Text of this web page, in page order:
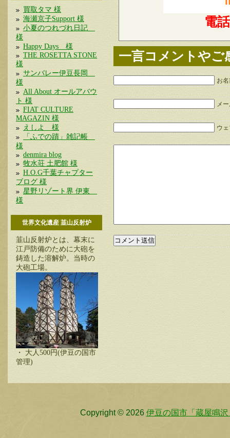
買取タマ 様
海瀬京子Support 様
小夏のつれづれ日記
様
Happy Days 様
THE ROSETTA STONE
様
サンバレー伊豆長岡
様
All About オールアバウ
ト 様
FIAT CULTURE
MAGAZIN 様
えしよ 様
「ふでの蹟」雑記帳
様
denmira blog
牧水荘 土肥館 様
H.O.G千葉チャプター
ブログ 様
星野リゾート界 伊東
様
世界文化遺産 韮山反射炉
韮山反射炉とは、幕末に
江戸防備のために大砲を
鋳造した溶解炉。当時の
大砲工場。
・ 大人500円(伊豆の国市
管理)
電話
一言コメントやご
お
メ
ウ
Copyright © 2026 伊豆の国市「蔵屋鳴